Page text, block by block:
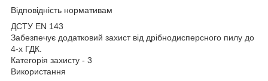
Відповідність нормативам
ДСТУ EN 143
Забезпечує додатковий захист від дрібнодисперсного пилу до
4-х ГДК.
Категорія захисту - 3
Використання